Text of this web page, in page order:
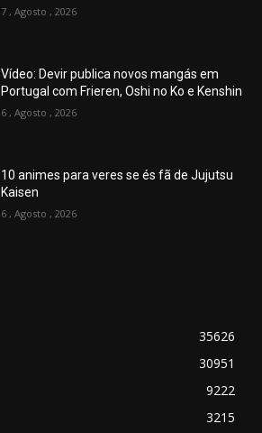
7 , Agosto , 2026
Vídeo: Devir publica novos mangás em
Portugal com Frieren, Oshi no Ko e Kenshin
6 , Agosto , 2026
10 animes para veres se és fã de Jujutsu
Kaisen
6 , Agosto , 2026
35626
30951
9222
3215